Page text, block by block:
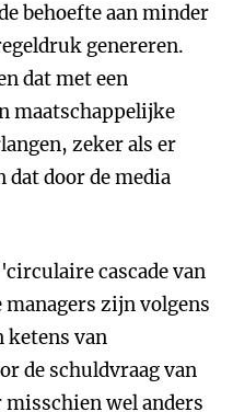
behoefte aan minder
genereren.
dat met een
maatschappelijke
zeker als er
dat door de media
cascade van
zijn volgens
ketens van
de schuldvraag van
misschien wel anders